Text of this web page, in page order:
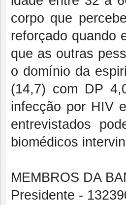
corpo que
reforçado quando
que as outras
o domínio da
(14,7) com DP
infecção por HIV
entrevistados
biomédicos
MEMBROS DA
Presidente -